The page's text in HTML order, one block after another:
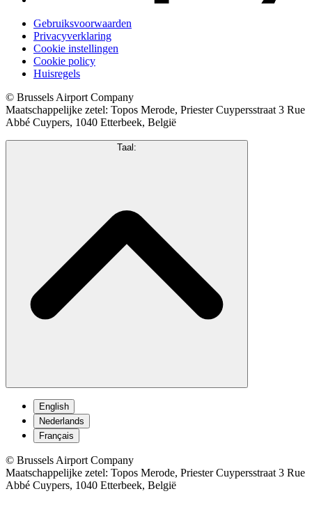
Gebruiksvoorwaarden
Privacyverklaring
Cookie instellingen
Cookie policy
Huisregels
© Brussels Airport Company
Maatschappelijke zetel: Topos Merode, Priester Cuypersstraat 3 Rue
Abbé Cuypers, 1040 Etterbeek, België
Taal:
English
Nederlands
Français
© Brussels Airport Company
Maatschappelijke zetel: Topos Merode, Priester Cuypersstraat 3 Rue
Abbé Cuypers, 1040 Etterbeek, België